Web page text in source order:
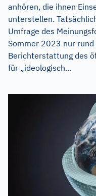
anhören, die ihnen
unterstellen.
Umfrage des
Sommer 2023 nur
Berichterstattung des
für „ideologisch...